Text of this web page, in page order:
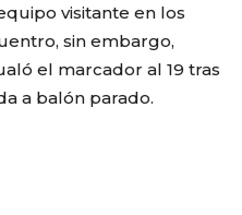
visitante en los
sin embargo,
el marcador al 19 tras
a balón parado.